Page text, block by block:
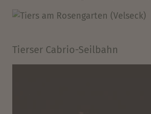
Tierser Cabrio-Seilbahn